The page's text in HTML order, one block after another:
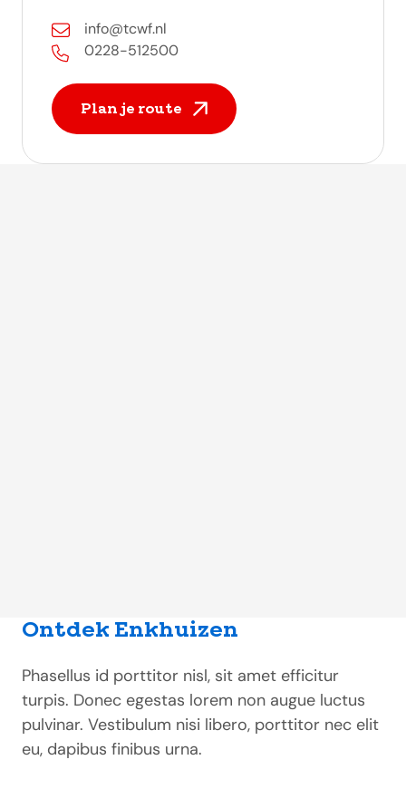
info@tcwf.nl
0228-512500
Plan je route
Ontdek Enkhuizen
Phasellus id porttitor nisl, sit amet efficitur
turpis. Donec egestas lorem non augue luctus
pulvinar. Vestibulum nisi libero, porttitor nec elit
eu, dapibus finibus urna.